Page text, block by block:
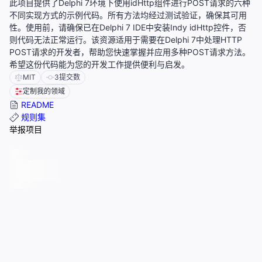
此项目提供了Delphi 7环境下使用idHttp组件进行POST请求的六种
不同实现方式的示例代码。所有方法均经过测试验证，确保其可用
性。使用前，请确保已在Delphi 7 IDE中安装Indy idHttp控件，否
则代码无法正常运行。该资源适用于需要在Delphi 7中处理HTTP
POST请求的开发者，帮助您快速掌握并应用多种POST请求方法。
希望这份代码能为您的开发工作提供便利与启发。
MIT 3提交数
定制我的领域
README
规则集
举报项目